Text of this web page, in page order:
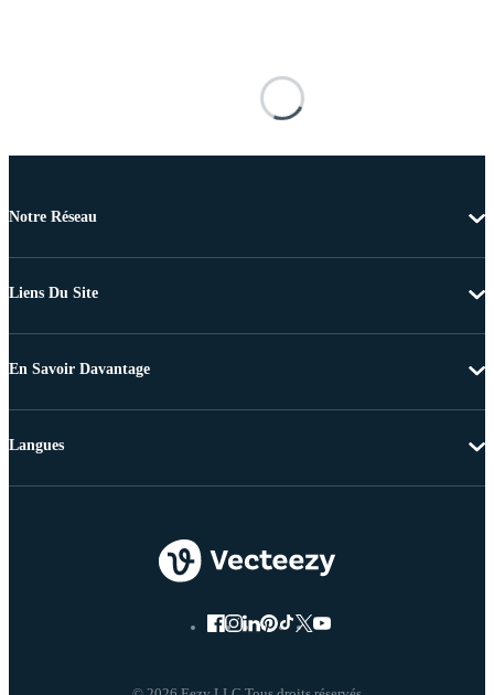
Notre Réseau
Liens Du Site
En Savoir Davantage
Langues